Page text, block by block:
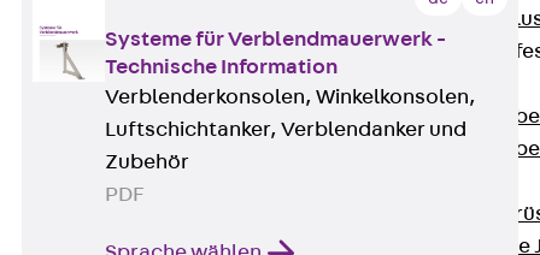
Zurück
Gerüstschuhe
Systeme für Verblendmauerwerk -
Technische Information
Verblenderkonsolen, Winkelkonsolen,
Luftschichtanker, Verblendanker und
Zubehör
PDF